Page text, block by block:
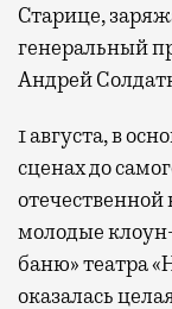
Старице,
генеральный
Андрей
1 августа, в
сценах до
молодые
баню» театра
оказалась